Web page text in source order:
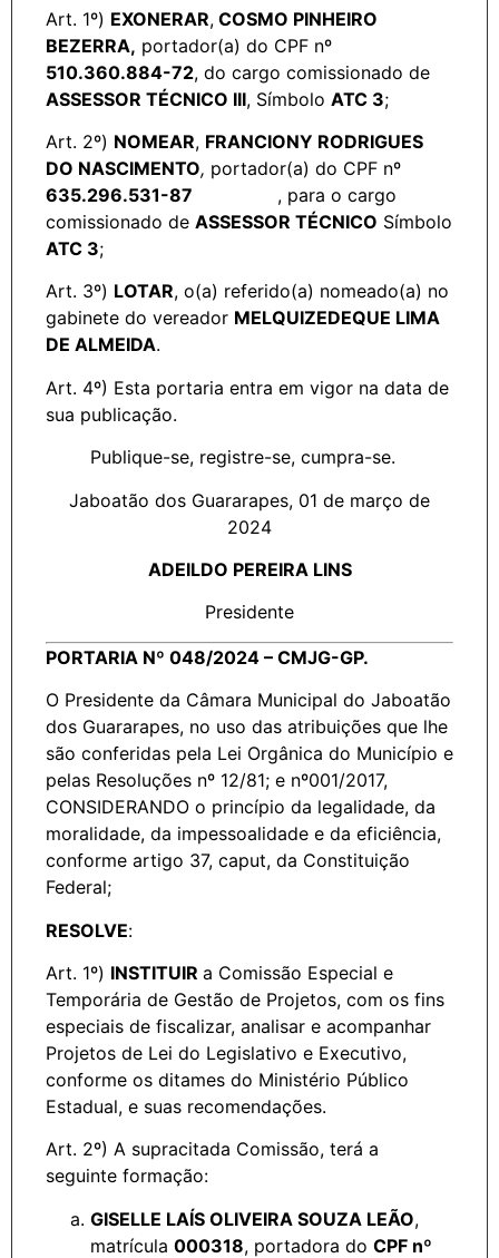
Art. 1º) EXONERAR, COSMO PINHEIRO
BEZERRA, portador(a) do CPF nº
510.360.884-72, do cargo comissionado de
ASSESSOR TÉCNICO III, Símbolo ATC 3;
Art. 2º) NOMEAR, FRANCIONY RODRIGUES
DO NASCIMENTO, portador(a) do CPF nº
635.296.531-87 , para o cargo
comissionado de ASSESSOR TÉCNICO Símbolo
ATC 3;
Art. 3º) LOTAR, o(a) referido(a) nomeado(a) no
gabinete do vereador MELQUIZEDEQUE LIMA
DE ALMEIDA.
Art. 4º) Esta portaria entra em vigor na data de
sua publicação.
Publique-se, registre-se, cumpra-se.
Jaboatão dos Guararapes, 01 de março de
2024
ADEILDO PEREIRA LINS
Presidente
PORTARIA Nº 048/2024 – CMJG-GP.
O Presidente da Câmara Municipal do Jaboatão
dos Guararapes, no uso das atribuições que lhe
são conferidas pela Lei Orgânica do Município e
pelas Resoluções nº 12/81; e nº001/2017,
CONSIDERANDO o princípio da legalidade, da
moralidade, da impessoalidade e da eficiência,
conforme artigo 37, caput, da Constituição
Federal;
RESOLVE:
Art. 1º) INSTITUIR a Comissão Especial e
Temporária de Gestão de Projetos, com os fins
especiais de fiscalizar, analisar e acompanhar
Projetos de Lei do Legislativo e Executivo,
conforme os ditames do Ministério Público
Estadual, e suas recomendações.
Art. 2º) A supracitada Comissão, terá a
seguinte formação:
GISELLE LAÍS OLIVEIRA SOUZA LEÃO,
matrícula 000318, portadora do CPF nº